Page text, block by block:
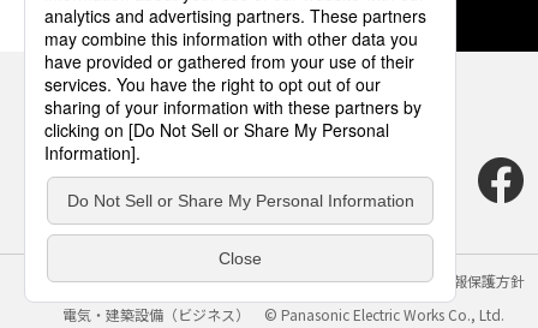
サイトのご利用にあたって クッキーポリシー
個人情報保護方針
電気・建築設備（ビジネス）
© Panasonic Electric Works Co., Ltd.